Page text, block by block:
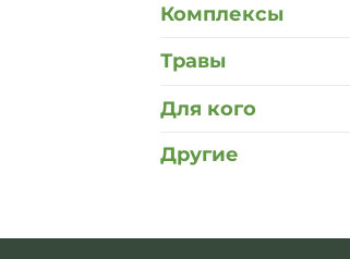
Комплексы
Травы
Для кого
Другие